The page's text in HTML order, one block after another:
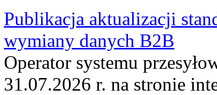
Publikacja aktualizacji
wymiany danych B2B
Operator systemu
31.07.2026 r. na stronie